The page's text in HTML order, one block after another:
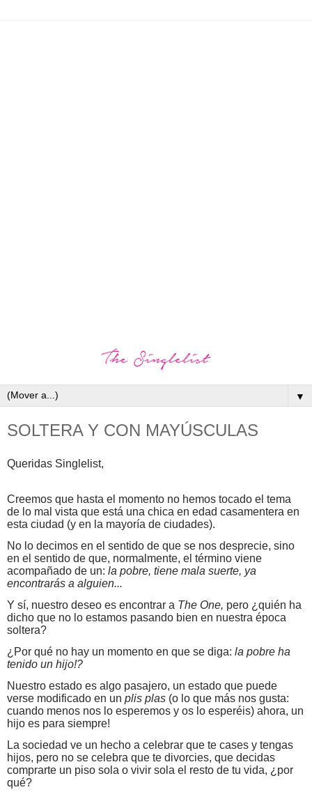
▼
SOLTERA Y CON MAYÚSCULAS
Queridas Singlelist,
Creemos que hasta el momento no hemos tocado el tema
de lo mal vista que está una chica en edad casamentera en
esta ciudad (y en la mayoría de ciudades).
No lo decimos en el sentido de que se nos desprecie, sino
en el sentido de que, normalmente, el término viene
acompañado de un: la pobre, tiene mala suerte, ya
encontrarás a alguien...
Y sí, nuestro deseo es encontrar a The One, pero ¿quién ha
dicho que no lo estamos pasando bien en nuestra época
soltera?
¿Por qué no hay un momento en que se diga: la pobre ha
tenido un hijo!?
Nuestro estado es algo pasajero, un estado que puede
verse modificado en un plis plas (o lo que más nos gusta:
cuando menos nos lo esperemos y os lo esperéis) ahora, un
hijo es para siempre!
La sociedad ve un hecho a celebrar que te cases y tengas
hijos, pero no se celebra que te divorcies, que decidas
comprarte un piso sola o vivir sola el resto de tu vida, ¿por
qué?